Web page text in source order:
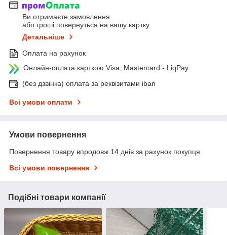
Ви отримаєте замовлення
або гроші повернуться на вашу картку
Детальніше
Оплата на рахунок
Онлайн-оплата карткою Visa, Mastercard - LiqPay
(без дзвінка) оплата за реквізитами iban
Всі умови оплати
Умови повернення
Повернення товару впродовж 14 днів за рахунок покупця
Всі умови повернення
Подібні товари компанії